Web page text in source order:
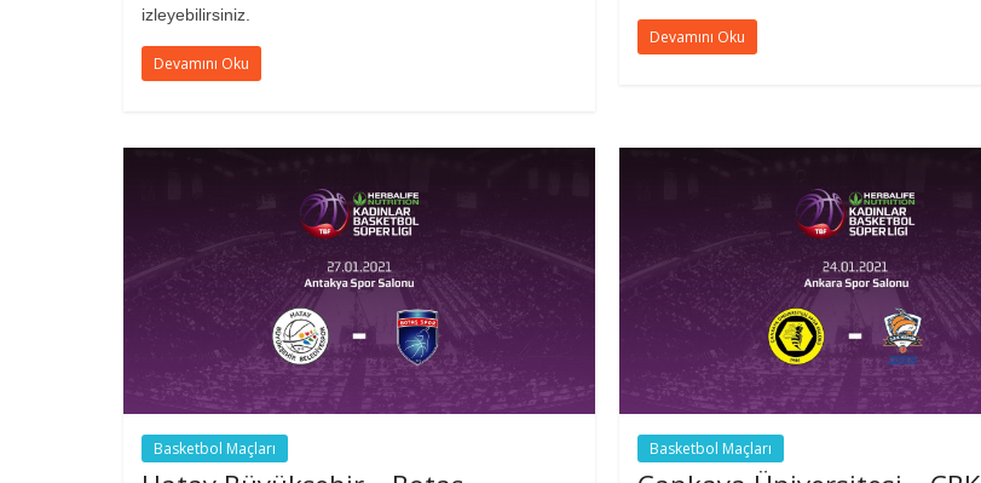
izleyebilirsiniz.
Devamını Oku
Devamını Oku
Basketbol Maçları Basketbol Maçları